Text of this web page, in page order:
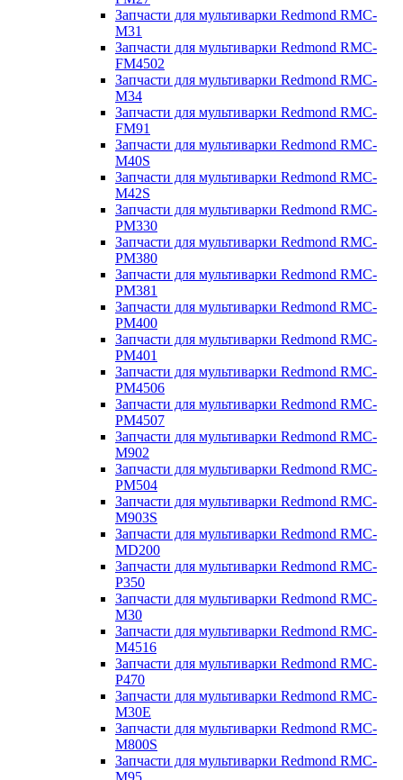
Запчасти для мультиварки Redmond RMC-
M31
Запчасти для мультиварки Redmond RMC-
FM4502
Запчасти для мультиварки Redmond RMC-
M34
Запчасти для мультиварки Redmond RMC-
FM91
Запчасти для мультиварки Redmond RMC-
M40S
Запчасти для мультиварки Redmond RMC-
M42S
Запчасти для мультиварки Redmond RMC-
PM330
Запчасти для мультиварки Redmond RMC-
PM380
Запчасти для мультиварки Redmond RMC-
PM381
Запчасти для мультиварки Redmond RMC-
PM400
Запчасти для мультиварки Redmond RMC-
PM401
Запчасти для мультиварки Redmond RMC-
PM4506
Запчасти для мультиварки Redmond RMC-
PM4507
Запчасти для мультиварки Redmond RMC-
M902
Запчасти для мультиварки Redmond RMC-
PM504
Запчасти для мультиварки Redmond RMC-
M903S
Запчасти для мультиварки Redmond RMC-
MD200
Запчасти для мультиварки Redmond RMC-
P350
Запчасти для мультиварки Redmond RMC-
M30
Запчасти для мультиварки Redmond RMC-
M4516
Запчасти для мультиварки Redmond RMC-
P470
Запчасти для мультиварки Redmond RMC-
M30E
Запчасти для мультиварки Redmond RMC-
M800S
Запчасти для мультиварки Redmond RMC-
M95